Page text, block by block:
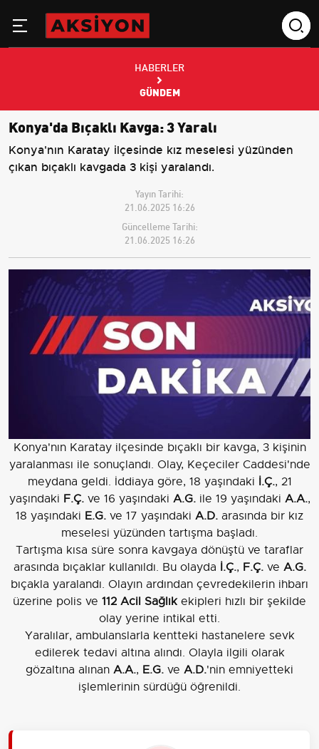
HABERLER
GÜNDEM
Konya'da Bıçaklı Kavga: 3 Yaralı
Konya'nın Karatay ilçesinde kız meselesi yüzünden
çıkan bıçaklı kavgada 3 kişi yaralandı.
Yayın Tarihi:
21.06.2025 16:26
Güncelleme Tarihi:
21.06.2025 16:26
Konya'nın Karatay ilçesinde bıçaklı bir kavga, 3 kişinin
yaralanması ile sonuçlandı. Olay, Keçeciler Caddesi'nde
meydana geldi. İddiaya göre, 18 yaşındaki İ.Ç., 21
yaşındaki F.Ç.ve 16 yaşındaki A.G.ile 19 yaşındaki A.A.,
18 yaşındaki E.G. ve 17 yaşındaki A.D. arasında bir kız
meselesi yüzünden tartışma başladı.
Tartışma kısa süre sonra kavgaya dönüştü ve taraflar
arasında bıçaklar kullanıldı. Bu olayda İ.Ç., F.Ç.ve A.G.
bıçakla yaralandı. Olayın ardından çevredekilerin ihbarı
üzerine polis ve 112 Acil Sağlıkekipleri hızlı bir şekilde
olay yerine intikal etti.
Yaralılar, ambulanslarla kentteki hastanelere sevk
edilerek tedavi altına alındı. Olayla ilgili olarak
gözaltına alınan A.A., E.G. ve A.D.'nin emniyetteki
işlemlerinin sürdüğü öğrenildi.